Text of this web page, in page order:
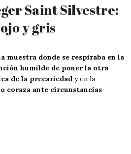
Saint Silvestre:
y gris
muestra donde se respiraba en la
humilde de poner la otra
de la precariedad y en la
coraza ante circunstancias